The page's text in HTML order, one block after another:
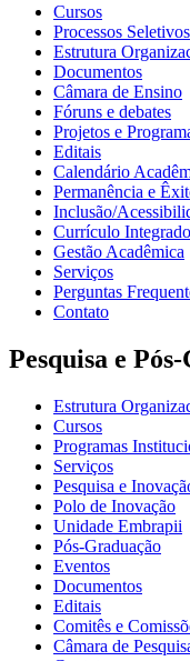
Cursos
Processos Seletivos
Estrutura
Documentos
Câmara de Ensino
Fóruns e debates
Projetos e
Editais
Calendário
Permanência e
Inclusão/
Currículo Integrado
Gestão Acadêmica
Serviços
Perguntas
Contato
Pesquisa e
Estrutura
Cursos
Programas
Serviços
Pesquisa e
Polo de Inovação
Unidade Embrapii
Pós-Graduação
Eventos
Documentos
Editais
Comitês e
Câmara de